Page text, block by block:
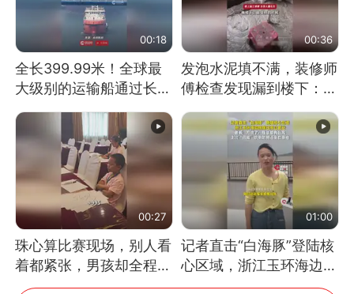
00:18
全长399.99米！全球最
大级别的运输船通过长江
00:36
发泡水泥填不满，装修师
傅检查发现漏到楼下：出
00:27
珠心算比赛现场，别人看
着都紧张，男孩却全程气
定神闲、从容作答，最终
01:00
记者直击“白海豚”登陆核
心区域，浙江玉环海边民
宿已停止营业，老板：习